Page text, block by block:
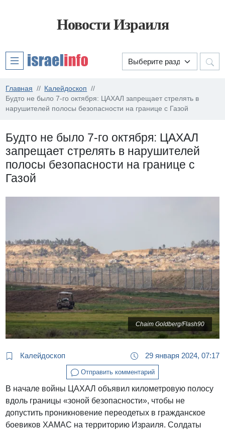
Новости Израиля
Главная
Калейдоскоп
Будто не было 7-го октября: ЦАХАЛ запрещает стрелять в
нарушителей полосы безопасности на границе с Газой
Будто не было 7-го октября: ЦАХАЛ
запрещает стрелять в нарушителей
полосы безопасности на границе с
Газой
Chaim Goldberg/Flash90
Калейдоскоп 29 января 2024, 07:17
Отправить комментарий
В начале войны ЦАХАЛ объявил километровую полосу
вдоль границы «зоной безопасности», чтобы не
допустить проникновение переодетых в гражданское
боевиков ХАМАС на территорию Израиля. Солдаты